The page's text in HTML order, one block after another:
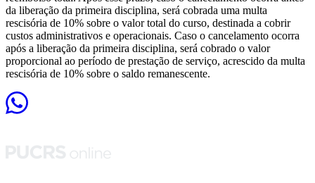
da liberação da primeira disciplina, será cobrada uma multa
rescisória de 10% sobre o valor total do curso, destinada a cobrir
custos administrativos e operacionais. Caso o cancelamento ocorra
após a liberação da primeira disciplina, será cobrado o valor
proporcional ao período de prestação de serviço, acrescido da multa
rescisória de 10% sobre o saldo remanescente.